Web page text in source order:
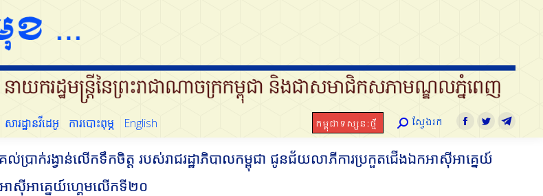
សារដ្ឋានវីដេអូ ការបោះពុម្ភ English កម្ពុជាទស្សនៈថ្មី Search:
ស្វែងរក Facebook
Twitter
ាក់រង្វាន់លើកទឹកចិត្ត របស់រាជរដ្ឋាភិបាលកម្ពុជា ជូនជ័យលាភីការប្រកួតជើងឯកអាស៊ីអាគ្នេយ៍
ស៊ីអាគ្នេយ៍ហ្គេមលើកទី២០
មានផ្ទាល់ខ្លួន